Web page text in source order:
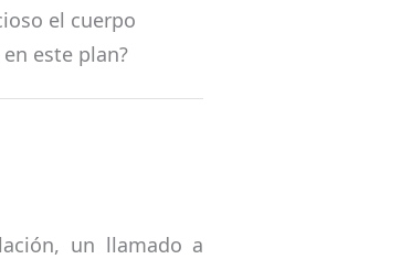
el cuerpo
este plan?
un llamado a